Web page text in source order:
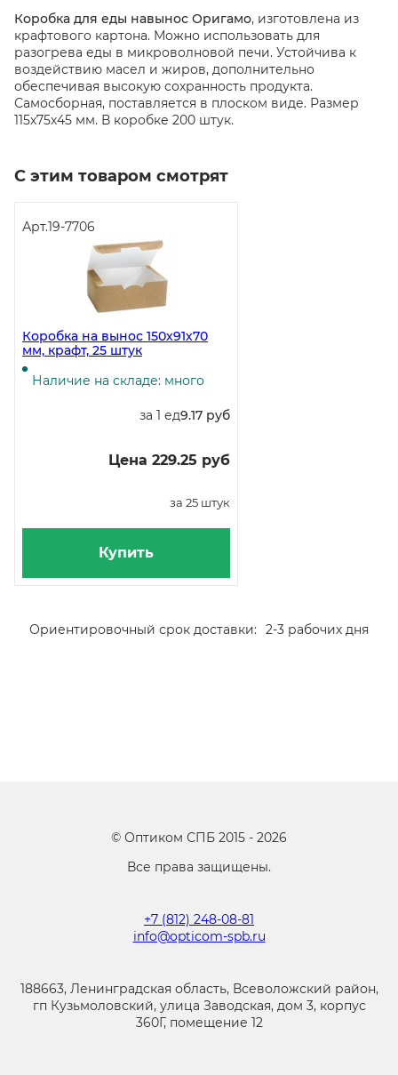
Коробка для еды навынос Оригамо, изготовлена из
крафтового картона. Можно использовать для
разогрева еды в микроволновой печи. Устойчива к
воздействию масел и жиров, дополнительно
обеспечивая высокую сохранность продукта.
Самосборная, поставляется в плоском виде. Размер
115х75х45 мм. В коробке 200 штук.
С этим товаром смотрят
Арт.19-7706
Коробка на вынос 150х91х70
мм, крафт, 25 штук
Наличие на складе: много
за 1 ед9.17 руб
Цена 229.25 руб
за 25 штук
Купить
Ориентировочный срок доставки: 2-3 рабочих дня
© Оптиком СПБ 2015 - 2026
Все права защищены.
+7 (812) 248-08-81
info@opticom-spb.ru
188663, Ленинградская область, Всеволожский район,
гп Кузьмоловский, улица Заводская, дом 3, корпус
360Г, помещение 12